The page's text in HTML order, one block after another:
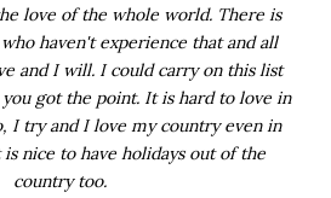
love of the whole world. There is
haven't experience that and all
and I will. I could carry on this list
got the point. It is hard to love in
I try and I love my country even in
nice to have holidays out of the
country too.